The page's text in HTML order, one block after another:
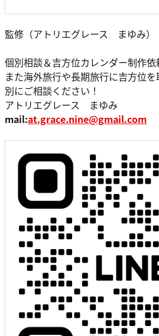
監修（アトリエグレース まゆみ）
個別相談＆吉方位カレンダー制作依
また海外旅行や長期旅行に吉方位
別にご相談ください！
アトリエグレース まゆみ
mail:at.grace.nine@gmail.com